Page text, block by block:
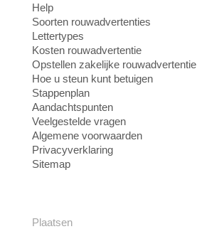
Help
Soorten rouwadvertenties
Lettertypes
Kosten rouwadvertentie
Opstellen zakelijke rouwadvertentie
Hoe u steun kunt betuigen
Stappenplan
Aandachtspunten
Veelgestelde vragen
Algemene voorwaarden
Privacyverklaring
Sitemap
Plaatsen